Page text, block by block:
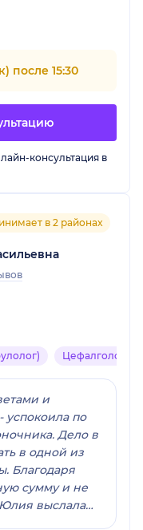
после 15:30
консультация в
в 2 районах
Цефалголог
и
успокоила по
Дело в
в одной из
Благодаря
сумму и не
выслала